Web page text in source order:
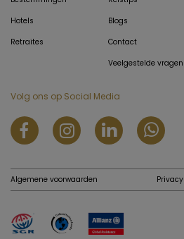
Hotels
Retraites
Blogs
Contact
Veelgestelde vragen
Volg ons op Social Media
Algemene voorwaarden